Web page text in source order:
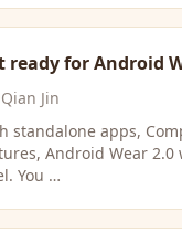
ready for Android
Qian Jin
standalone apps,
Android Wear
You …